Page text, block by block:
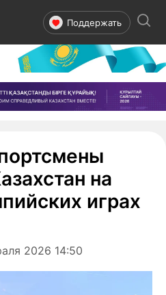
Поддержать
на
играх
2026 14:50